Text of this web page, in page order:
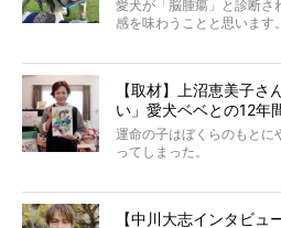
そんな中岡さんに、フレ
た。そのブヒ愛っぷりは
愛犬が「脳腫瘍」と診断さ
感を味わうことと思います
たひとり。だからこそ、
解をしているつもりです
ところが、フレンチブル
症し、なんと4年7ヶ月間も
きの年齢は13歳と11ヶ月
た。さらには、治療後3年
いいます。
この事実はフレンチブル
多くの犬たちに勇気と希望
太郎のオーナーである佐
【取材】上沼恵美子
い」愛犬ベベとの12年
運命の子はぼくらのもとに
ってしまった。
けれども、ぼくらはその
り添いたいと思う。
【中川大志インタビ